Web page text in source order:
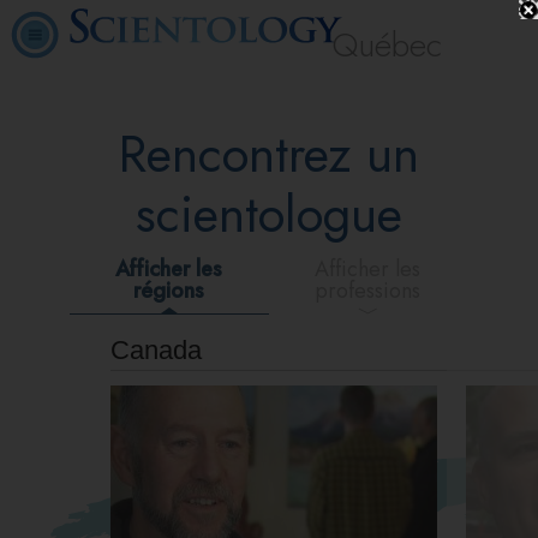
Québec
Rencontrez un
scientologue
Afficher les
régions
Canada